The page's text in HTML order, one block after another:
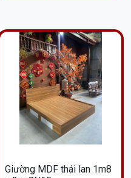
Giường MDF thái lan 1m8